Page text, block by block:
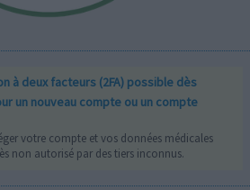
à deux facteurs (2FA) possible dès
un nouveau compte ou un compte
votre compte et vos données médicales
non autorisé par des tiers inconnus.